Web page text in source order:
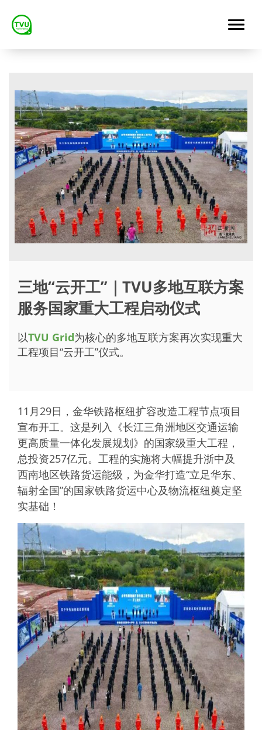
三地“云开工”｜TVU多地互联方案
服务国家重大工程启动仪式
以TVU Grid为核心的多地互联方案再次实现重大
工程项目“云开工”仪式。
11月29日，金华铁路枢纽扩容改造工程节点项目
宣布开工。这是列入《长江三角洲地区交通运输
更高质量一体化发展规划》的国家级重大工程，
总投资257亿元。工程的实施将大幅提升浙中及
西南地区铁路货运能级，为金华打造“立足华东、
辐射全国”的国家铁路货运中心及物流枢纽奠定坚
实基础！